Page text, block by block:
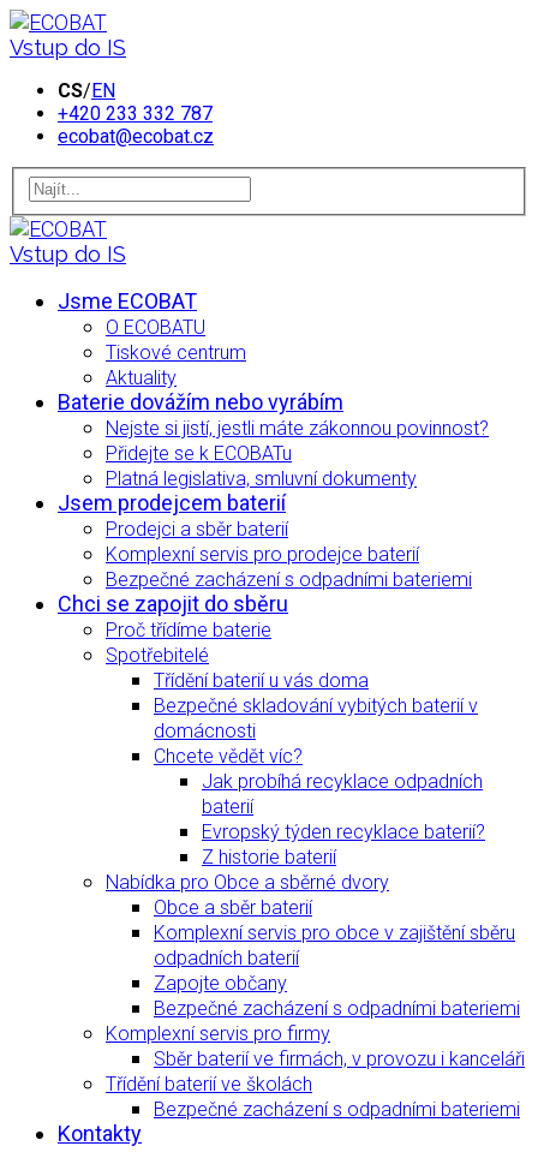
Vstup do IS
CS/EN
+420 233 332 787
ecobat@ecobat.cz
Vstup do IS
Jsme ECOBAT
O ECOBATU
Tiskové centrum
Aktuality
Baterie dovážím nebo vyrábím
Nejste si jistí, jestli máte zákonnou povinnost?
Přidejte se k ECOBATu
Platná legislativa, smluvní dokumenty
Jsem prodejcem baterií
Prodejci a sběr baterií
Komplexní servis pro prodejce baterií
Bezpečné zacházení s odpadními bateriemi
Chci se zapojit do sběru
Proč třídíme baterie
Spotřebitelé
Třídění baterií u vás doma
Bezpečné skladování vybitých baterií v
domácnosti
Chcete vědět víc?
Jak probíhá recyklace odpadních
baterií
Evropský týden recyklace baterií?
Z historie baterií
Nabídka pro Obce a sběrné dvory
Obce a sběr baterií
Komplexní servis pro obce v zajištění sběru
odpadních baterií
Zapojte občany
Bezpečné zacházení s odpadními bateriemi
Komplexní servis pro firmy
Sběr baterií ve firmách, v provozu i kanceláři
Třídění baterií ve školách
Bezpečné zacházení s odpadními bateriemi
Kontakty